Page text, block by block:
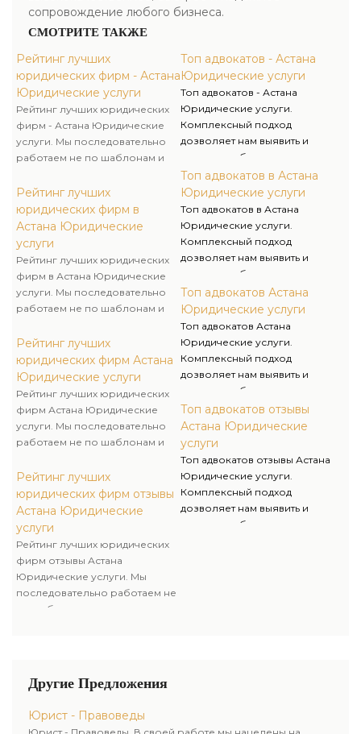
сопровождение любого бизнеса.
СМОТРИТЕ ТАКЖЕ
Рейтинг лучших
юридических фирм - Астана
Юридические услуги
Рейтинг лучших юридических
фирм - Астана Юридические
услуги. Мы последовательно
работаем не по шаблонам и
стереотипов для достижения
успеха клиента. Избирая
юридическую компанию
Правоведы, вы занимаетесь
развитием своего бизнеса, а
мы его защитой и
безопасностью.
Рейтинг лучших
юридических фирм в
Астана Юридические
услуги
Рейтинг лучших юридических
фирм в Астана Юридические
услуги. Мы последовательно
работаем не по шаблонам и
стереотипов для достижения
успеха клиента. Избирая
юридическую компанию
Правоведы, вы занимаетесь
развитием своего бизнеса, а
мы его защитой и
безопасностью.
Рейтинг лучших
юридических фирм Астана
Юридические услуги
Рейтинг лучших юридических
фирм Астана Юридические
услуги. Мы последовательно
работаем не по шаблонам и
стереотипов для достижения
успеха клиента. Избирая
юридическую компанию
Правоведы, вы занимаетесь
развитием своего бизнеса, а
мы его защитой и
безопасностью.
Рейтинг лучших
юридических фирм отзывы
Астана Юридические
услуги
Рейтинг лучших юридических
фирм отзывы Астана
Юридические услуги. Мы
последовательно работаем не
по шаблонам и выходим за
Правоведы, вы занимаетесь
мы его защитой и
Топ адвокатов - Астана
Юридические услуги
Топ адвокатов - Астана
Юридические услуги.
Комплексный подход
дозволяет нам выявить и
решить наиболее разные
трудности, возникающие в
практической деятельности,
знание и опыт дают
возможность преодолеть
любые затруднения.
Топ адвокатов в Астана
Юридические услуги
Топ адвокатов в Астана
Юридические услуги.
Комплексный подход
дозволяет нам выявить и
решить наиболее разные
трудности, возникающие в
практической деятельности,
знание и опыт дают
возможность преодолеть
любые затруднения.
Топ адвокатов Астана
Юридические услуги
Топ адвокатов Астана
Юридические услуги.
Комплексный подход
дозволяет нам выявить и
решить наиболее разные
трудности, возникающие в
практической деятельности,
знание и опыт дают
возможность преодолеть
любые затруднения.
Топ адвокатов отзывы
Астана Юридические
услуги
Топ адвокатов отзывы Астана
Юридические услуги.
Комплексный подход
дозволяет нам выявить и
решить наиболее разные
Другие Предложения
Юрист - Правоведы